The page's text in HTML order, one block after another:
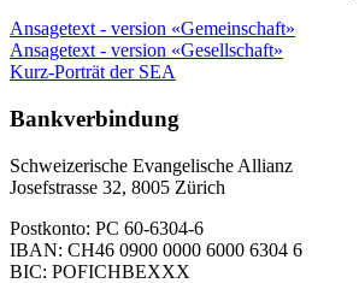
Ansagetext - version «Gemeinschaft»
Ansagetext - version «Gesellschaft»
Kurz-Porträt der SEA
Bankverbindung
Schweizerische Evangelische Allianz
Josefstrasse 32, 8005 Zürich
Postkonto: PC 60-6304-6
IBAN: CH46 0900 0000 6000 6304 6
BIC: POFICHBEXXX